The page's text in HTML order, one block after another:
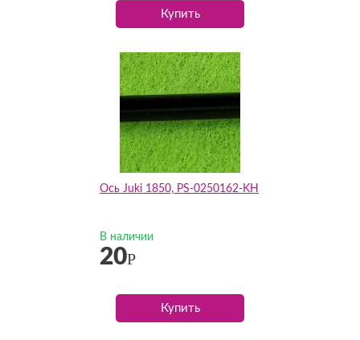
Купить
Ось Juki 1850, PS-0250162-KH
В наличии
20Р
Купить